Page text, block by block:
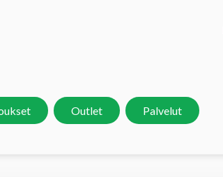
Outlet Palvelut